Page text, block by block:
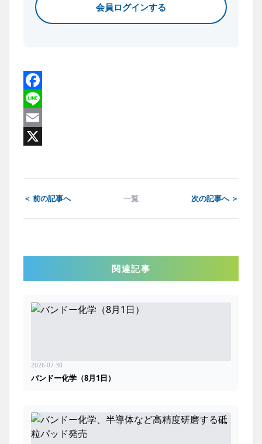
会員ログインする
Facebook
Line
Email
＜ 前の記事へ 一覧 次の記事へ ＞
関連記事
2026-07-30
バンドー化学（8月1日）